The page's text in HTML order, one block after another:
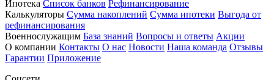
Ипотека Список банков Рефинансирование
Калькуляторы Сумма накоплений Сумма ипотеки Выгода от
рефинансирования
Военнослужащим База знаний Вопросы и ответы Акции
О компании Контакты О нас Новости Наша команда Отзывы
Гарантии Приложение